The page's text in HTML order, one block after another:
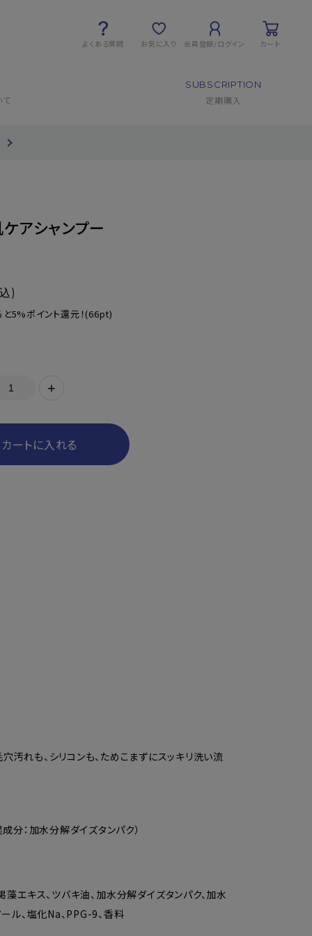
よくある質問 お気に入り 会員登録/ログイン カート
て
SUBSCRIPTION
定期購入
アシャンプー
)
5%ポイント還元！(66pt)
+
カートに入れる
汚れも、シリコンも、ためこまずにスッキリ洗い流
分：加水分解ダイズタンパク）
藻エキス、ツバキ油、加水分解ダイズタンパク、加水
ル、塩化Na、PPG-9、香料